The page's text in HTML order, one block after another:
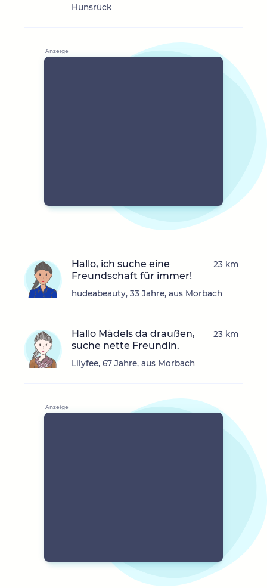
Hunsrück
Hallo, ich suche eine
Freundschaft für immer!
hudeabeauty, 33 Jahre, aus Morbach
23 km
Hallo Mädels da draußen,
suche nette Freundin.
Lilyfee, 67 Jahre, aus Morbach
23 km